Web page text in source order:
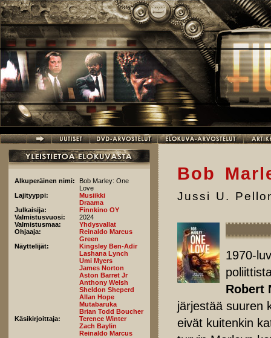
Hyppää pääsisältöön
Alkuperäinen nimi:
Bob Marley: One
Love
Lajityyppi:
Musiikki
Draama
Julkaisija:
Finnkino OY
Valmistusvuosi:
2024
Valmistusmaa:
Yhdysvallat
Ohjaaja:
Reinaldo Marcus
Green
Näyttelijät:
Kingsley Ben-Adir
Lashana Lynch
Umi Myers
James Norton
Aston Barret Jr
Anthony Welsh
Sheldon Sheperd
Allan Hope
Mutabaruka
Brian Todd Boucher
Käsikirjoittaja:
Terence Winter
Zach Baylin
Reinaldo Marcus
Bob
Jussi U.
1970-
Robert
järjestää suuren
eivät kuitenkin